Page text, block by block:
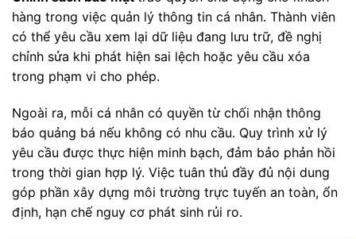
hàng trong việc quản lý thông tin cá nhân. Thành viên
có thể yêu cầu xem lại dữ liệu đang lưu trữ, đề nghị
chỉnh sửa khi phát hiện sai lệch hoặc yêu cầu xóa
trong phạm vi cho phép.
Ngoài ra, mỗi cá nhân có quyền từ chối nhận thông
báo quảng bá nếu không có nhu cầu. Quy trình xử lý
yêu cầu được thực hiện minh bạch, đảm bảo phản hồi
trong thời gian hợp lý. Việc tuân thủ đầy đủ nội dung
góp phần xây dựng môi trường trực tuyến an toàn, ổn
định, hạn chế nguy cơ phát sinh rủi ro.